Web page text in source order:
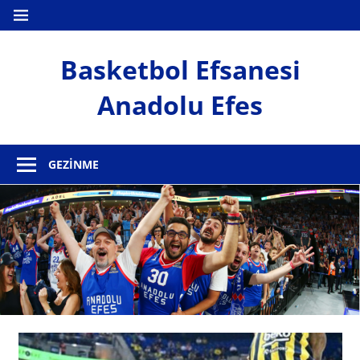
İçeriğe
geç MENÜ
Basketbol Efsanesi
Anadolu Efes
Efes
Sitesi
GEZINME